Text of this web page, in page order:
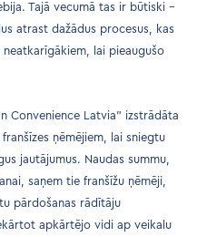
Tajā vecumā tas ir būtiski –
atrast dažādus procesus, kas
lai pieaugušo
Convenience Latvia” izstrādāta
ņēmējiem, lai sniegtu
jautājumus. Naudas summu,
saņem tie franšīžu ņēmēji,
pārdošanas rādītāju
apkārtējo vidi ap veikalu